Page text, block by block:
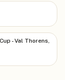
- Val Thorens,